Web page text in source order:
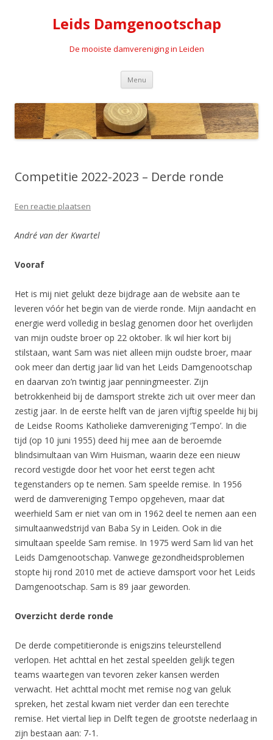
Leids Damgenootschap
De mooiste damvereniging in Leiden
Menu Spring naar de inhoud
Competitie 2022-2023 – Derde ronde
Een reactie plaatsen
André van der Kwartel
Vooraf
Het is mij niet gelukt deze bijdrage aan de website aan te
leveren vóór het begin van de vierde ronde. Mijn aandacht en
energie werd volledig in beslag genomen door het overlijden
van mijn oudste broer op 22 oktober. Ik wil hier kort bij
stilstaan, want Sam was niet alleen mijn oudste broer, maar
ook meer dan dertig jaar lid van het Leids Damgenootschap
en daarvan zo’n twintig jaar penningmeester. Zijn
betrokkenheid bij de damsport strekte zich uit over meer dan
zestig jaar. In de eerste helft van de jaren vijftig speelde hij bij
de Leidse Rooms Katholieke damvereniging ‘Tempo’. In die
tijd (op 10 juni 1955) deed hij mee aan de beroemde
blindsimultaan van Wim Huisman, waarin deze een nieuw
record vestigde door het voor het eerst tegen acht
tegenstanders op te nemen. Sam speelde remise. In 1956
werd de damvereniging Tempo opgeheven, maar dat
weerhield Sam er niet van om in 1962 deel te nemen aan een
simultaanwedstrijd van Baba Sy in Leiden. Ook in die
simultaan speelde Sam remise. In 1975 werd Sam lid van het
Leids Damgenootschap. Vanwege gezondheidsproblemen
stopte hij rond 2010 met de actieve damsport voor het Leids
Damgenootschap. Sam is 89 jaar geworden.
Overzicht derde ronde
De derde competitieronde is enigszins teleurstellend
verlopen. Het achttal en het zestal speelden gelijk tegen
teams waartegen van tevoren zeker kansen werden
verwacht. Het achttal mocht met remise nog van geluk
spreken, het zestal kwam niet verder dan een terechte
remise. Het viertal liep in Delft tegen de grootste nederlaag in
zijn bestaan aan: 7-1.